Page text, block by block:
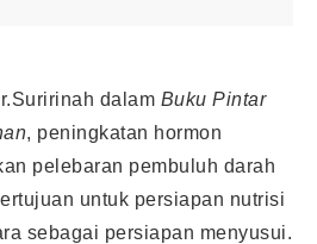
dalam Buku Pintar
, peningkatan hormon
pelebaran pembuluh darah
untuk persiapan nutrisi
sebagai persiapan menyusui.